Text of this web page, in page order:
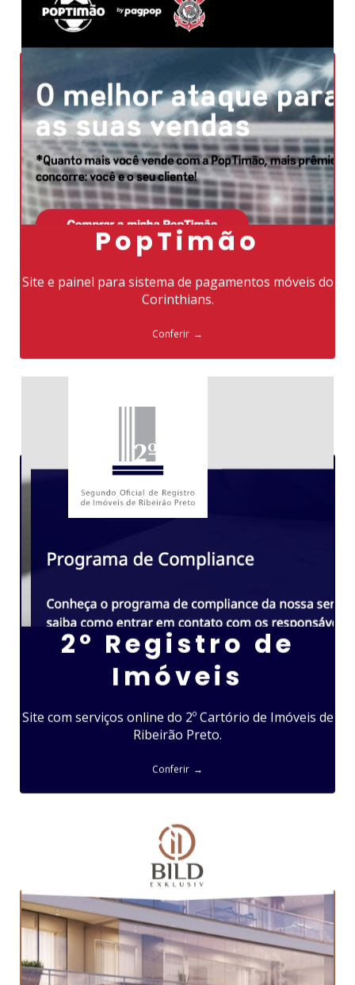
PopTimão
Site e painel para sistema de pagamentos móveis do
Corinthians.
Conferir
2º Registro de
Imóveis
Site com serviços online do 2º Cartório de Imóveis de
Ribeirão Preto.
Conferir